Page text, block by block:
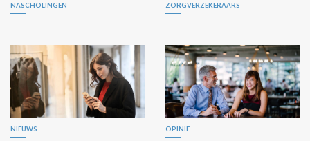
NASCHOLINGEN ZORGVERZEKERAARS
NIEUWS OPINIE